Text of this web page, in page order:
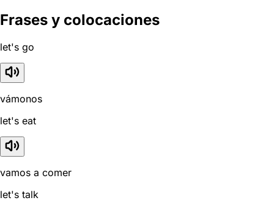
Frases y colocaciones
let's go
vámonos
let's eat
vamos a comer
let's talk